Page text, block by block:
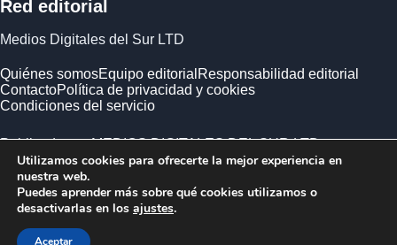
Red editorial
Medios Digitales del Sur LTD
Quiénes somosEquipo editorial Responsabilidad editorial
ContactoPolítica de privacidad y cookies
Condiciones del servicio
Publicado por MEDIOS DIGITALES DEL SUR LTD ·
Empresa registrada en Inglaterra y Gales.
Utilizamos cookies para ofrecerte la mejor experiencia en
nuestra web.
Puedes aprender más sobre qué cookies utilizamos o
desactivarlas en los ajustes.
Aceptar